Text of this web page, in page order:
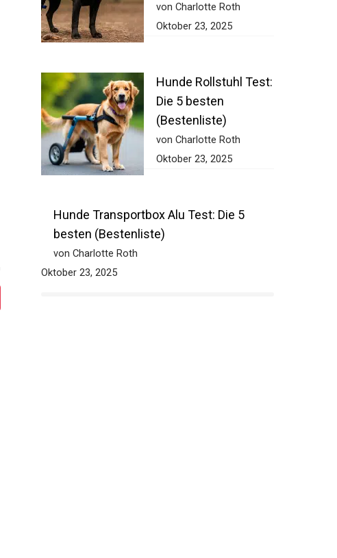
von Charlotte Roth
Oktober 23, 2025
Hunde Rollstuhl Test:
Die 5 besten
(Bestenliste)
von Charlotte Roth
Oktober 23, 2025
Hunde Transportbox Alu Test: Die 5
besten (Bestenliste)
von Charlotte Roth
Oktober 23, 2025